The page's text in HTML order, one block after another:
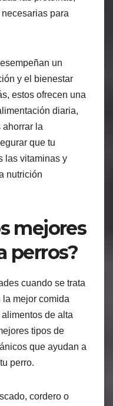
para
un
y el bienestar
estos ofrecen una
diaria,
ahorrar la
que tu
las vitaminas y
nutrición
mejores
perros?
cuando se trata
la mejor comida
de alta
tipos de
que ayudan a
perro.
cordero o